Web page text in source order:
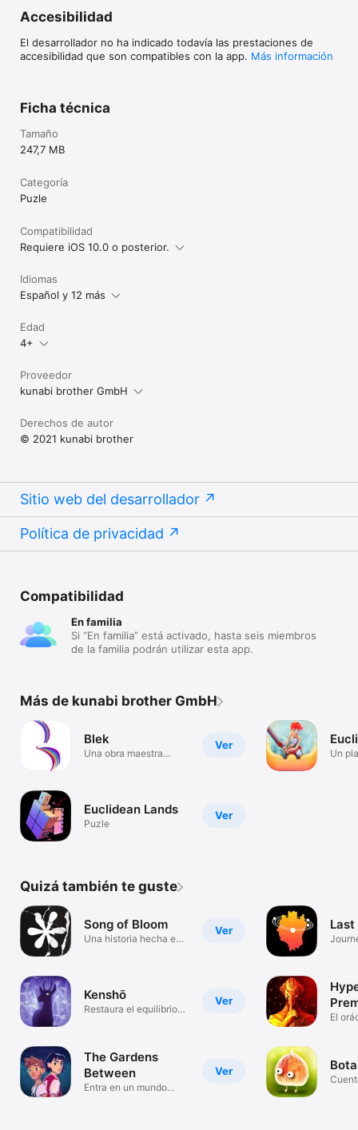
Accesibilidad
El desarrollador no ha indicado todavía las prestaciones de
accesibilidad que son compatibles con la app. Más información
Ficha técnica
Tamaño
247,7 MB
Categoría
Puzle
Compatibilidad
Requiere iOS 10.0 o posterior.
Idiomas
Español y 12 más
Edad
4+
Proveedor
kunabi brother GmbH
Derechos de autor
© 2021 kunabi brother
Sitio web del desarrollador
Política de privacidad
Compatibilidad
En familia
Si “En familia” está activado, hasta seis miembros
de la familia podrán utilizar esta app.
Más de kunabi brother GmbH
Ver
Blek
Una obra maestra
Ver
Euclidean Lands
Puzle
Un
Quizá también te guste
Ver
Song of Bloom
Una historia hecha en
Ver
Kenshō
Restaura el equilibrio
Ver
The Gardens
Between
Entra en un mundo
Last
El